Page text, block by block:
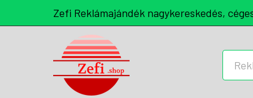
Zefi Reklámajándék nagykereskedés,